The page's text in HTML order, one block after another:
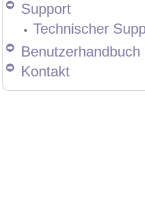
Support
Technischer
Benutzerhandbuch
Kontakt